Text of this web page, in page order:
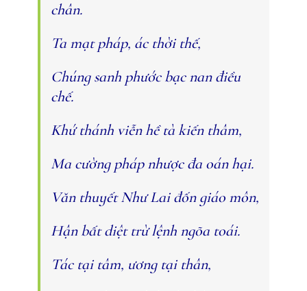
chân.
Ta mạt pháp, ác thời thế,
Chúng sanh phước bạc nan điều
chế.
Khứ thánh viễn hề tà kiến thâm,
Ma cường pháp nhược đa oán hại.
Văn thuyết Như Lai đốn giáo môn,
Hận bất diệt trừ lệnh ngõa toái.
Tác tại tâm, ương tại thân,